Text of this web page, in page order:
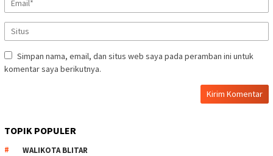
Simpan nama, email, dan situs web saya pada peramban ini untuk
komentar saya berikutnya.
TOPIK POPULER
WALIKOTA BLITAR